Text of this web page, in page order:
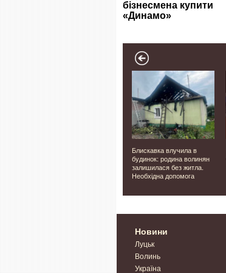
Насосна станція для
колодязя та свердловини:
розрахунок і вибір
Блискавка влучила в
будинок: родина волинян
залишилася без житла.
Необхідна допомога
Новини
Луцьк
Волинь
Україна